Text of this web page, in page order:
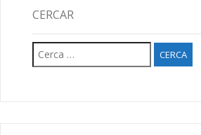
CERCAR
Cerca: